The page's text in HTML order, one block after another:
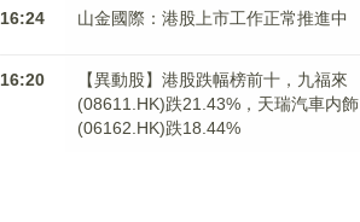
16:24 山金國際：港股上市工作正常推進中
16:20
【異動股】港股跌幅榜前十，九福來
(08611.HK)跌21.43%，天瑞汽車内飾
(06162.HK)跌18.44%